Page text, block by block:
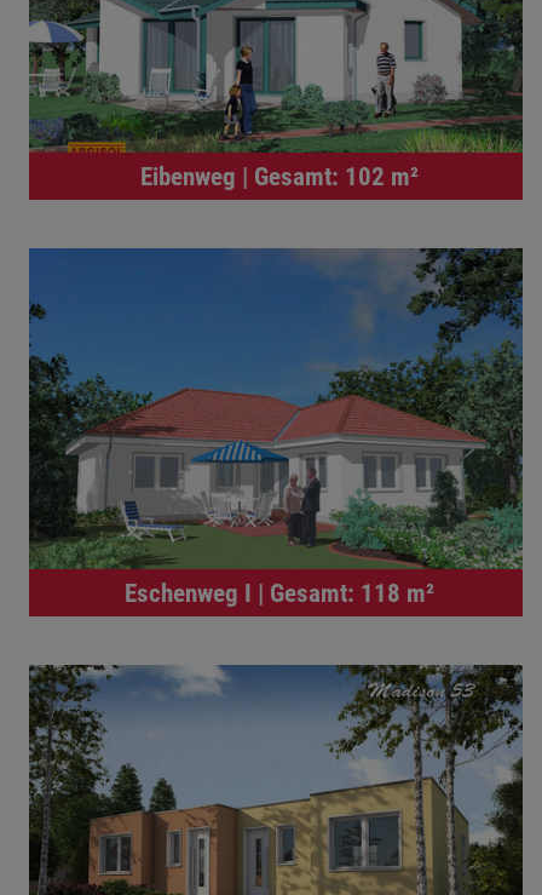
Eibenweg | Gesamt: 102 m²
Eschenweg I | Gesamt: 118 m²